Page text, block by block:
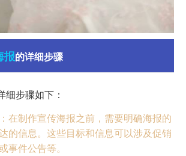
报的详细步骤
细步骤如下：
在制作宣传海报之前，需要明确海报的
的信息。这些目标和信息可以涉及促销
事件公告等。